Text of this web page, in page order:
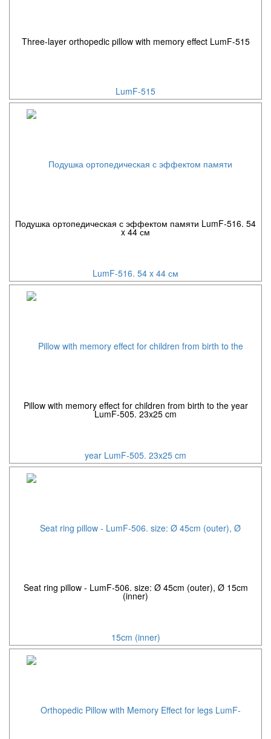
Three-layer orthopedic pillow with memory effect LumF-515
Подушка ортопедическая с эффектом памяти LumF-516. 54
x 44 см
Pillow with memory effect for children from birth to the year
LumF-505. 23x25 cm
Seat ring pillow - LumF-506. size: Ø 45cm (outer), Ø 15cm
(inner)